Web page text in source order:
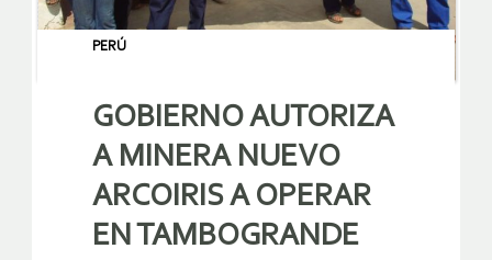
PERÚ
GOBIERNO AUTORIZA
A MINERA NUEVO
ARCOIRIS A OPERAR
EN TAMBOGRANDE